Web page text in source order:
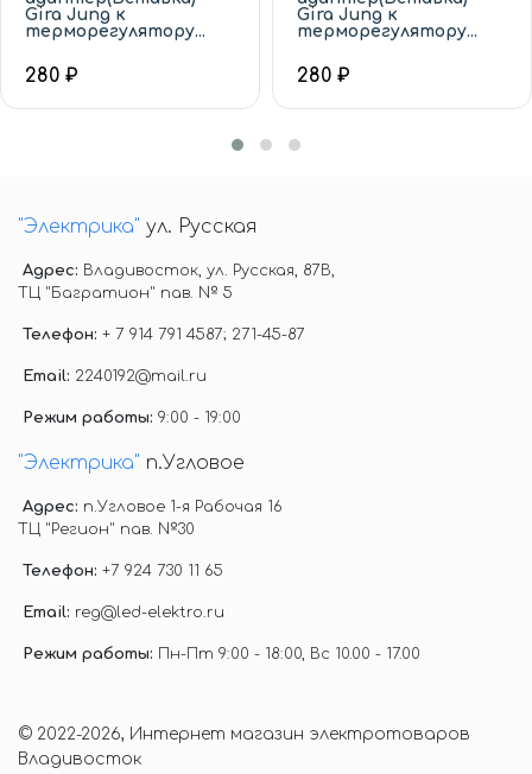
Gira Jung к
терморегулятору...
280 ₽
Gira Jung к
терморегулятору...
280 ₽
"Электрика" ул. Русская
Адрес: Владивосток, ул. Русская, 87В,
ТЦ "Багратион" пав. № 5
Телефон: + 7 914 791 4587; 271-45-87
Email: 2240192@mail.ru
Режим работы: 9:00 - 19:00
"Электрика" п.Угловое
Адрес: п.Угловое 1-я Рабочая 16
ТЦ "Регион" пав. №30
Телефон: +7 924 730 11 65
Email: reg@led-elektro.ru
Режим работы: Пн-Пт 9:00 - 18:00, Вс 10.00 - 17.00
© 2022-2026, Интернет магазин электротоваров
Владивосток